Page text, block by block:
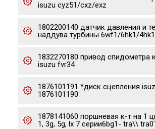
isuzu cyz51/cxz/exz
1802200140 датчик давления и
наддува турбины 6wf1/6hk1/
1832270180 привод спидометра
isuzu fvr34
1876101191 *диск сцепления
1876101190
1878141060 поршневая к-т на 1
1, 3g, 5g, lx 7 серии6bg1- tra\\